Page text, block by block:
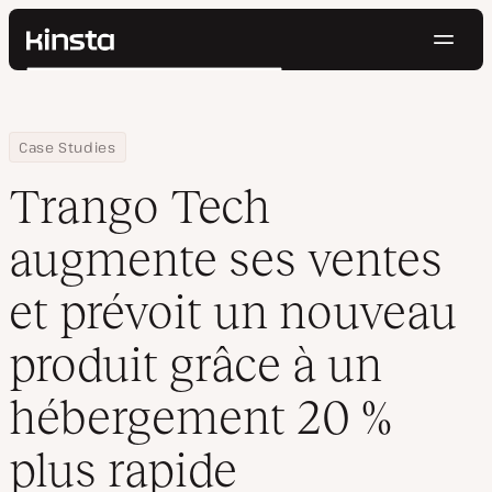
Kinsta®
Prix
Contact
Rechercher
Home
Entreprise
Case Studies
Trango Tech augmente ses ventes et prévoit un nouveau
Trango Tech
augmente ses ventes
et prévoit un nouveau
produit grâce à un
hébergement 20 %
plus rapide